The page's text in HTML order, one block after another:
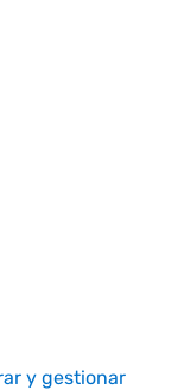
y gestionar